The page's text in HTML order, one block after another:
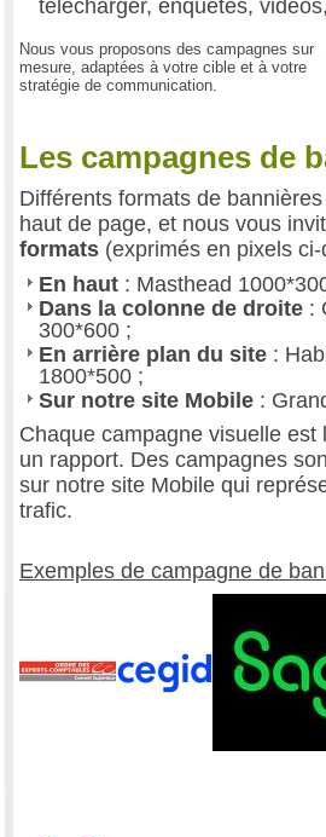
télécharger, enquêtes,
Nous vous proposons des campagnes sur
mesure, adaptées à votre cible et à votre
stratégie de communication.
Les campagnes de
Différents formats de
haut de page, et nous vous
formats (exprimés en pixels
En haut : Masthead
Dans la colonne de droite :
300*600 ;
En arrière plan du site :
1800*500 ;
Sur notre site Mobile :
Chaque campagne visuelle est
un rapport. Des campagnes
sur notre site Mobile qui
trafic.
Exemples de campagne de